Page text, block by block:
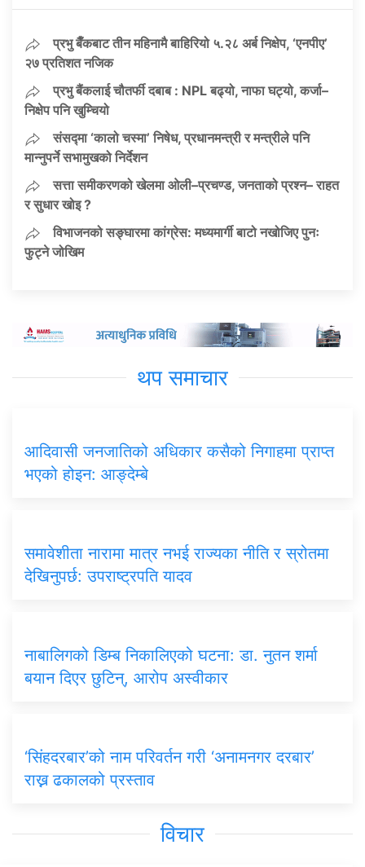
प्रभु बैँकबाट तीन महिनामै बाहिरियो ५.२८ अर्ब निक्षेप, ‘एनपीए’
२७ प्रतिशत नजिक
प्रभु बैंकलाई चौतर्फी दबाब : NPL बढ्यो, नाफा घट्यो, कर्जा–
निक्षेप पनि खुम्चियो
संसद्मा ‘कालो चस्मा’ निषेध, प्रधानमन्त्री र मन्त्रीले पनि
मान्नुपर्ने सभामुखको निर्देशन
सत्ता समीकरणको खेलमा ओली–प्रचण्ड, जनताको प्रश्न– राहत
र सुधार खोइ ?
विभाजनको सङ्घारमा कांग्रेस: मध्यमार्गी बाटो नखोजिए पुनः
फुट्ने जोखिम
थप समाचार
आदिवासी जनजातिको अधिकार कसैको निगाहमा प्राप्त
भएको होइन: आङ्देम्बे
समावेशीता नारामा मात्र नभई राज्यका नीति र स्रोतमा
देखिनुपर्छ: उपराष्ट्रपति यादव
नाबालिगको डिम्ब निकालिएको घटना: डा. नुतन शर्मा
बयान दिएर छुटिन्, आरोप अस्वीकार
‘सिंहदरबार’को नाम परिवर्तन गरी ‘अनामनगर दरबार’
राख्न ढकालको प्रस्ताव
विचार